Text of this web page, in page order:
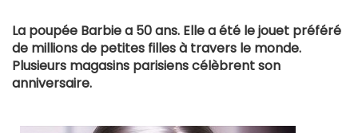
La poupée Barbie a 50 ans. Elle a été le jouet préféré
de millions de petites filles à travers le monde.
Plusieurs magasins parisiens célèbrent son
anniversaire.